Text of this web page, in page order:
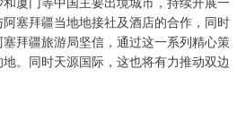
塞拜疆当地地接社及酒店的合作，同时
拜疆旅游局坚信，通过这一系列精心策
。同时天源国际，这也将有力推动双边